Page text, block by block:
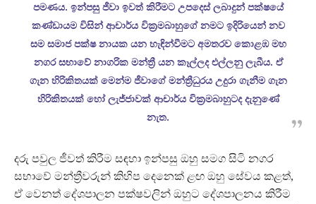
පමණය. ඉන්පසු ජීවා ඉවත් කිරීමට උපදෙස් ලබාදුන් පක්ෂයේ
කණ්ඩායම විසින් ආචාර්ය වික්‍රමබාහුගේ නමට ඉදිරියෙන් නව
සම සමාජ පක්ෂ නායක යන හැඳින්වීමට අමතරව කොළඹ මහ
නගර සභාවේ නාගරික මන්ත්‍රී යන කෑල්ලද එල්ලනු ලැබීය. ඒ
ගැන හිරිකිතයක් මෙන්ම ජීවාගේ මන්ත්‍රීධුරය උදුරා ගැනීම ගැන
හිරිකිතයක් හෝ ලැජ්ජාවක් ආචාර්ය වික්‍රමබාහුටද දැනුණේ
නැත.
දරු පවුල ජීවත් කිරීම සඳහා ඉන්පසු ඔහු සමග සිටි නගර
සභාවේ මන්ත්‍රීවරුන් කිහිප දෙනෙක් ළඟ ඔහු සේවය කළත්,
ඒ වෙනත් දේශපාලන පක්ෂවලින් ඔහුට දේශපාලනය කිරීම